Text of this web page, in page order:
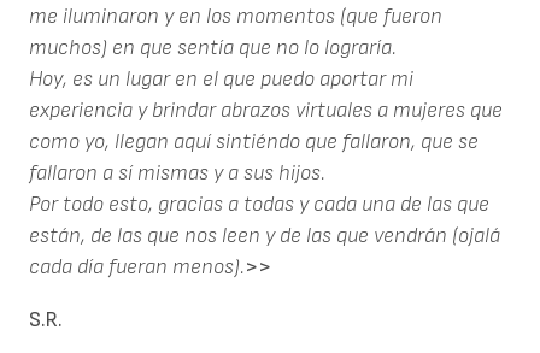
me iluminaron y en los momentos (que fueron
muchos) en que sentía que no lo lograría.
Hoy, es un lugar en el que puedo aportar mi
experiencia y brindar abrazos virtuales a mujeres que
como yo, llegan aquí sintiéndo que fallaron, que se
fallaron a sí mismas y a sus hijos.
Por todo esto, gracias a todas y cada una de las que
están, de las que nos leen y de las que vendrán (ojalá
cada día fueran menos).>>
S.R.